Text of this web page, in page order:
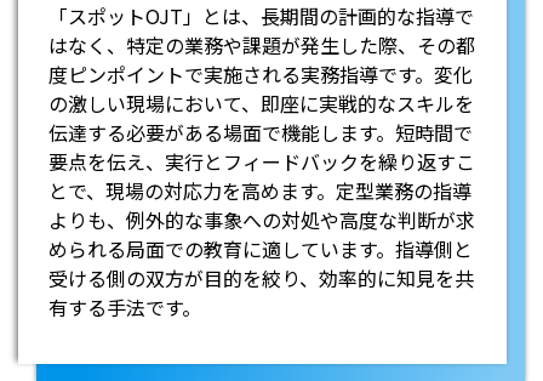
「スポットOJT」とは、長期間の計画的な指導で
はなく、特定の業務や課題が発生した際、その都
度ピンポイントで実施される実務指導です。変化
の激しい現場において、即座に実戦的なスキルを
伝達する必要がある場面で機能します。短時間で
要点を伝え、実行とフィードバックを繰り返すこ
とで、現場の対応力を高めます。定型業務の指導
よりも、例外的な事象への対処や高度な判断が求
められる局面での教育に適しています。指導側と
受ける側の双方が目的を絞り、効率的に知見を共
有する手法です。